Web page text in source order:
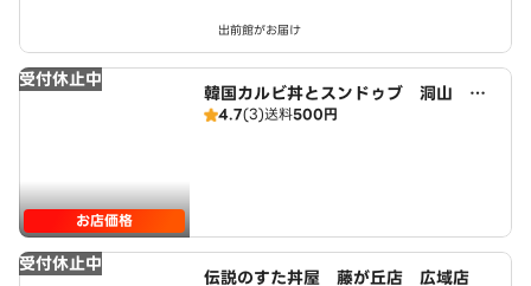
出前館がお届け
受付休止中
お店価格
韓国カルビ丼とスンドゥブ 洞山 藤
が丘店 広域店
4.7(3)送料500円
受付休止中
伝説のすた丼屋 藤が丘店 広域店